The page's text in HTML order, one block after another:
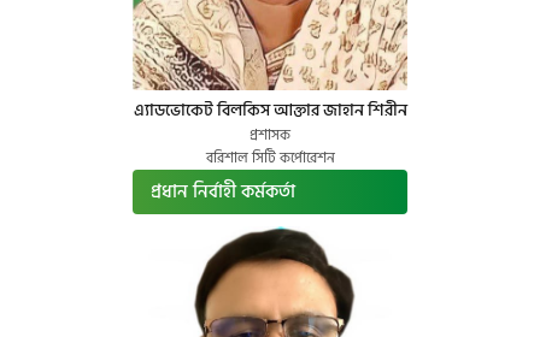
এ্যাডভোকেট বিলকিস আক্তার জাহান শিরীন
প্রশাসক
বরিশাল সিটি কর্পোরেশন
প্রধান নির্বাহী কর্মকর্তা